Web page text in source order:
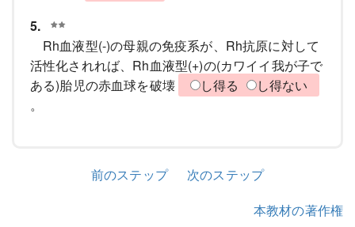
5.
Rh血液型(-)の母親の免疫系が、Rh抗原に対して
活性化されれば、Rh血液型(+)の(カワイイ我が子で
ある)胎児の赤血球を破壊
し得る
し得ない
。
前のステップ
次のステップ
本教材の著作権